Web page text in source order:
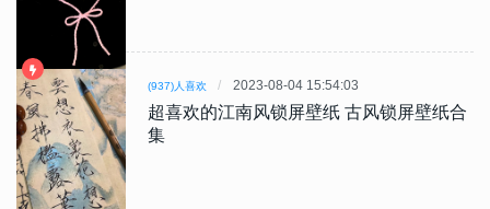
(937)人喜欢 2023-08-04 15:54:03
超喜欢的江南风锁屏壁纸 古风锁屏壁纸合
集